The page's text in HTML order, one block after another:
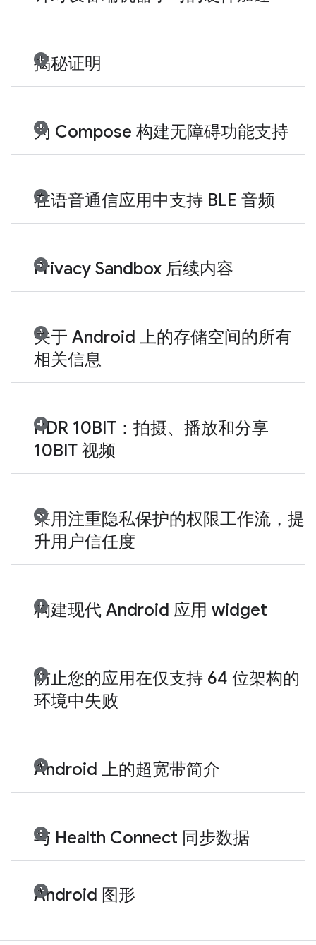
揭秘证明
为 Compose 构建无障碍功能支持
在语音通信应用中支持 BLE 音频
Privacy Sandbox 后续内容
关于 Android 上的存储空间的所有
相关信息
HDR 10BIT：拍摄、播放和分享
10BIT 视频
采用注重隐私保护的权限工作流，提
升用户信任度
构建现代 Android 应用 widget
防止您的应用在仅支持 64 位架构的
环境中失败
Android 上的超宽带简介
与 Health Connect 同步数据
Android 图形